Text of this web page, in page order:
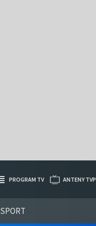
SPORT
PROGRAM TV ANTENY TVP